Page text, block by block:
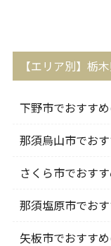
【エリア別】栃
下野市でおすす
那須烏山市でお
さくら市でおす
那須塩原市でお
矢板市でおすす